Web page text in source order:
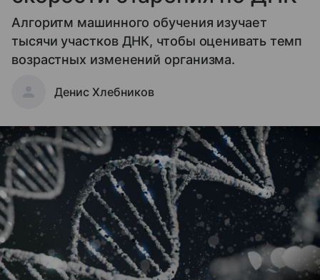
Алгоритм машинного обучения изучает
тысячи участков ДНК, чтобы оценивать темп
возрастных изменений организма.
Денис Хлебников